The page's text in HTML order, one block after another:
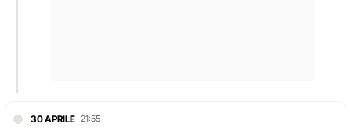
30 APRILE 21:55